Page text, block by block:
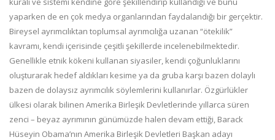
yaparken de en çok medya organlarından faydalandığı bir gerçektir.
Bireysel ayrımcılıktan toplumsal ayrımcılığa uzanan “ötekilik”
kavramı, kendi içerisinde çeşitli şekillerde incelenebilmektedir.
Genellikle etnik kökeni kullanan siyasiler, kendi çoğunluklarını
oluşturarak hedef aldıkları kesime ya da gruba karşı bazen dolaylı
bazen de dolaysız ayrımcılık söylemlerini kullanırlar. Özgürlükler
ülkesi olarak bilinen Amerika Birleşik Devletlerinde yıllarca süren
zenci – beyaz ayrımının günümüzde halen devam ettiği, Barack
Hüseyin Obama’nın Amerika Birleşik Devletleri Başkan adayı